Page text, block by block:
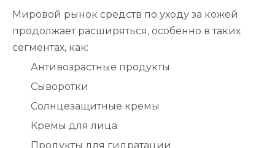
Мировой рынок средств по уходу за кожей
продолжает расширяться, особенно в таких
сегментах, как:
Антивозрастные продукты
Сыворотки
Солнцезащитные кремы
Кремы для лица
Продукты для гидратации